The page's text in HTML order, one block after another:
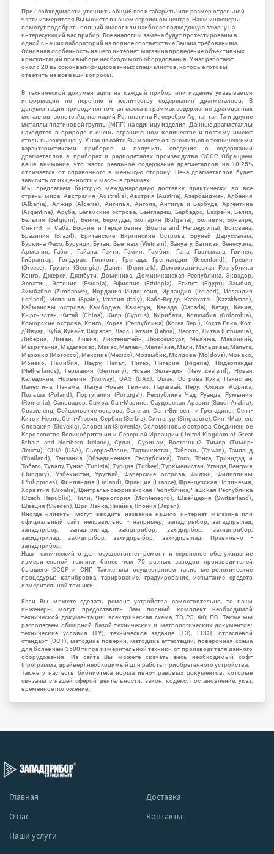
При необходимости, уточнить общий вес и габариты или размер отдельной
части измерителя Вы можете в нашем сервисном центре. Наши инженеры
помогут подобрать полный аналог или наиболее подходящую замену на
интересующий вас прибор. Все аналоги и замена будут протестированы в
одной с наших лабораторий на полное соответствие Вашим требованиям.
Основная особенность нашего интернет магазина проведение объективных
консультаций при выборе необходимого оборудования. У нас работают
около 20 высококвалифицированных специалистов, которые готовы
ответить на все ваши вопросы.
В технической документации на каждый прибор или изделие указывается
информация по перечню и количеству содержания драгметаллов. В
документации приводится точная масса в граммах содержания драгоценных
металлов: золото Au, палладий Pd, платина Pt, серебро Ag, тантал Ta и другие
металлы платиновой группы (МПГ) на единицу изделия. Данные драгметаллы
находятся в природе в очень ограниченном количестве и поэтому имеют
столь высокую цену. У нас на сайте Вы можете ознакомиться с техническими
характеристиками приборов и получить сведения о содержании
драгметаллов в приборах и радиодеталях производства СССР. Обращаем
ваше внимание, что часто реальное содержание драгметаллов на 10-25%
отличается от справочного в меньшую сторону! Цена драгметаллов будет
зависить от их ценности и массы в граммах.
Мы предлагаем быструю международную доставку практически во все
страны мира: Австралия (Australia), Австрия (Austria), Азербайджан, Албания
(Albania), Алжир (Algeria), Ангилья, Ангола, Антигуа и Барбуда, Аргентина
(Argentina), Аруба, Багамские острова, Бангладеш, Барбадос, Бахрейн, Белиз,
Бельгия (Belgium), Бенин, Бермуды, Болгария (Bulgaria), Боливия, Бонайре,
Синт-Э. и Саба, Босния и Герцеговина (Bosnia and Herzegovina), Ботсвана,
Бразилия (Brazil), Британские Виргинские Острова, Бруней Даруссалам,
Буркина Фасо, Бурунди, Бутан, Вьетнам (Vietnam), Вануату, Ватикан, Венесуэла,
Армения, Габон, Гайана, Гаити, Гамия, Гамбия, Гана, Гватемала, Гвинея,
Гибралтар, Гондурас, Гонконг, Гренада, Гренландия (Greenland), Греция
(Greece), Грузия (Georgia), Дания (Denmark), Демократическая Республика
Конго, Джерси, Джибути, Доминика, Доминиканская Республика, Эквадор,
Эсватин, Эстония (Estonia), Эфиопия (Ethiopia), Египет (Egypt), Замбия,
Зимбабве (Zimbabwe), Иордания Индонезия, Ирландия (Ireland), Исландия
(Iceland), Испания (Spain), Италия (Italy), Кабо-Верде, Казахстан (Kazakhstan),
Каймановы острова, Камбоджа, Камерун, Канада (Canada), Катар, Кения,
Кыргызстан, Китай (China), Кипр (Cyprus), Кирибати, Колумбия (Colombia),
Коморские острова, Конго, Корея (Республика) (Korea Rep.), Коста-Рика, Кот-
д'Ивуар, Куба, Кувейт, Кюрасао, Лаос, Латвия (Latvia), Лесото, Литва (Lithuania),
Либерия, Ливан, Ливия, Лихтенштейн, Люксембург, Мьянма, Маврикий,
Мавритания, Мадагаскар, Макао, Малави, Малайзия, Мали, Мальдивы, Мальта,
Марокко (Morocco), Мексика (Mexico), Мозамбик, Молдова (Moldova), Монако,
Монако, Намибия, Науру, Непал, Нигер, Нигерия (Nigeria), Нидерланды
(Netherlands), Германия (Germany), Новая Зеландия (New Zealand), Новая
Каледония, Норвегия (Norway), ОАЭ (UAE), Оман, Острова Кука, Пакистан,
Палестина, Панама, Папуа Новая Гвинея, Парагвай, Перу, Южная Африка,
Польша (Poland), Португалия (Portugal), Республика Чад, Руанда, Румыния
(Romania), Сальвадор, Самоа, Сан-Марино, Саудовская Аравия (Saudi Arabia),
Свазиленд, Сейшельские острова, Сенегал, Сент-Винсент и Гренадины, Сент-
Китс и Невис, Сент-Люсия, Сербия (Serbia), Сингапур (Singapore), Синт-Мартен,
Словакия (Slovakia), Словения (Slovenia), Соломоновые острова, Соединенное
Королевство Великобритании и Северной Ирландии (United Kingdom of Great
Britain and Northern Ireland), Судан, Суринам, Восточный Тимор (Тимор-
Лешти), США (USA), Сьерра-Леоне, Таджикистан, Тайвань (Taiwan), Таиланд
(Thailand), Танзания (Объединенная Республика), Того, Тонга, Тринидад и
Тобаго, Тувалу, Тунис (Tunisia), Турция (Turkey), Туркменистан, Уганда, Венгрия
(Hungary), Узбекистан, Уругвай, Фарерские острова, Фиджи, Филиппины
(Philippines), Финляндия (Finland), Франция (France), Французская Полинезия,
Хорватия (Croatia), Центральноафриканская Республика, Чешская Республика
(Czech Republic), Чили, Черногория (Montenegro), Швейцария (Switzerland),
Швеция (Sweden), Шри-Ланка, Ямайка, Япония (Japan).
Иногда клиенты могут вводить название нашего интернет магазина или
официальный сайт неправильно - например, западпрыбор, западпрылад,
западпрібор, западприлад, західприбор, західпрібор, захидприбор,
захидприлад, захидпрібор, захидпрыбор, захидпрылад. Правильно -
западприбор.
Наш технический отдел осуществляет ремонт и сервисное обслуживание
измерительной техники более чем 75 разных заводов производителей
бывшего СССР и СНГ. Также мы осуществляем такие метрологические
процедуры: калибровка, тарирование, градуирование, испытание средств
измерительной техники.
Если Вы можете сделать ремонт устройства самостоятельно, то наши
инженеры могут предоставить Вам полный комплект необходимой
технической документации: электрическая схема, ТО, РЭ, ФО, ПС. Также мы
располагаем обширной базой технических и метрологических документов:
технические условия (ТУ), техническое задание (ТЗ), ГОСТ, отраслевой
стандарт (ОСТ), методика поверки, методика аттестации, поверочная схема
для более чем 3500 типов измерительной техники от производителя данного
оборудования. Из сайта Вы можете скачать весь необходимый софт
(программа, драйвер) необходимый для работы приобретенного устройства.
Также у нас есть библиотека нормативно-правовых документов, которые
связаны с нашей сферой деятельности: закон, кодекс, постановление, указ,
временное положение.
Главная
Доставка
О нас
Контакты
Наши услуги